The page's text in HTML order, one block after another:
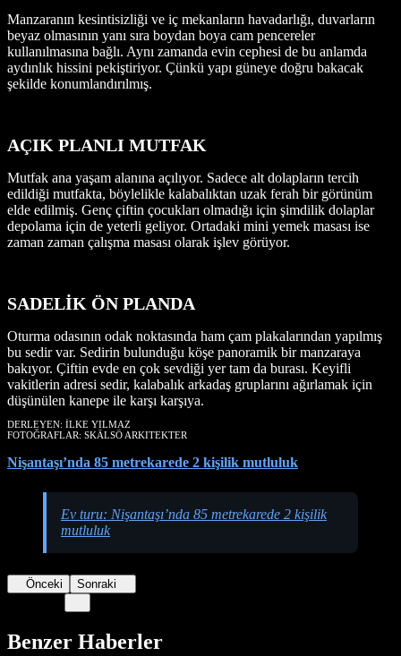
Manzaranın kesintisizliği ve iç mekanların havadarlığı, duvarların
beyaz olmasının yanı sıra boydan boya cam pencereler
kullanılmasına bağlı. Aynı zamanda evin cephesi de bu anlamda
aydınlık hissini pekiştiriyor. Çünkü yapı güneye doğru bakacak
şekilde konumlandırılmış.
AÇIK PLANLI MUTFAK
Mutfak ana yaşam alanına açılıyor. Sadece alt dolapların tercih
edildiği mutfakta, böylelikle kalabalıktan uzak ferah bir görünüm
elde edilmiş. Genç çiftin çocukları olmadığı için şimdilik dolaplar
depolama için de yeterli geliyor. Ortadaki mini yemek masası ise
zaman zaman çalışma masası olarak işlev görüyor.
SADELİK ÖN PLANDA
Oturma odasının odak noktasında ham çam plakalarından yapılmış
bu sedir var. Sedirin bulunduğu köşe panoramik bir manzaraya
bakıyor. Çiftin evde en çok sevdiği yer tam da burası. Keyifli
vakitlerin adresi sedir, kalabalık arkadaş gruplarını ağırlamak için
düşünülen kanepe ile karşı karşıya.
DERLEYEN: İLKE YILMAZ
FOTOĞRAFLAR: SKÄLSÖ ARKITEKTER
Nişantaşı’nda 85 metrekarede 2 kişilik mutluluk
Ev turu: Nişantaşı’nda 85 metrekarede 2 kişilik
mutluluk
Önceki Sonraki
Benzer Haberler